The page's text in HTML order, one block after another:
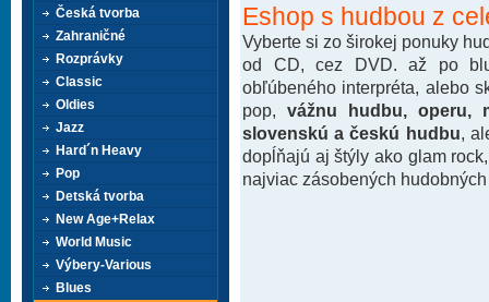
Eshop s hudbou z
Vyberte si zo širokej ponuky
od CD, cez DVD. až po
obľúbeného interpréta, alebo
pop, vážnu hudbu, operu,
slovenskú a českú hudbu ,
dopĺňajú aj štýly ako glam
najviac zásobených
Česká tvorba
Zahraničné
Rozprávky
Classic
Oldies
Jazz
Hard´n Heavy
Pop
Detská tvorba
New Age+Relax
World Music
Výbery-Various
Blues